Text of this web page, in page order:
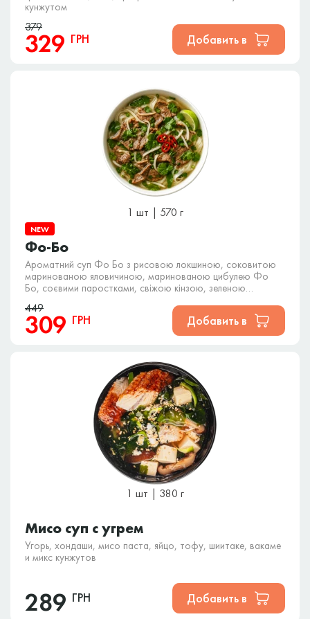
кунжутом
379
329 ГРН Добавить в
1 шт | 570 г
NEW
Фо-Бо
Ароматний суп Фо Бо з рисовою локшиною, соковитою
маринованою яловичиною, маринованою цибулею Фо
Бо, соєвими паростками, свіжою кінзою, зеленою
бульйоні з часниковими нотками та прикрашений кунжутом
449
309 ГРН Добавить в
1 шт | 380 г
Мисо суп с угрем
Угорь, хондаши, мисо паста, яйцо, тофу, шиитаке, вакаме
и микс кунжутов
289 ГРН Добавить в